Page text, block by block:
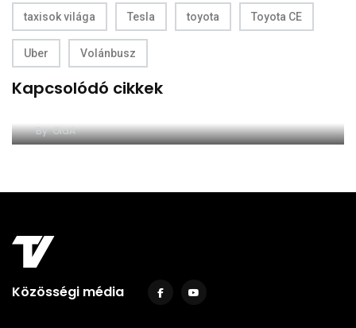
taxisok világa Tesla toyota Toyota CE
Uber Volánbusz
Kapcsolódó cikkek
Csalók kérnek bankkártyaadatokat a NAV
ByOldA
Közösségi média